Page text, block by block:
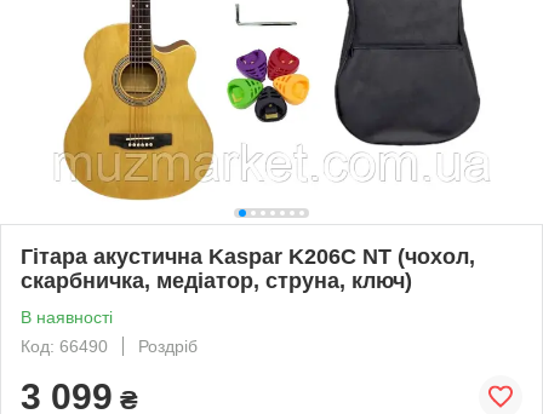
Гітара акустична Kaspar K206C NT (чохол,
скарбничка, медіатор, струна, ключ)
В наявності
Код: 66490
Роздріб
3 099 ₴